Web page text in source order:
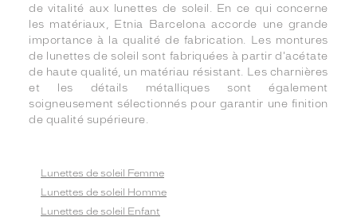
de vitalité aux lunettes de soleil. En ce qui concerne
les matériaux, Etnia Barcelona accorde une grande
importance à la qualité de fabrication. Les montures
de lunettes de soleil sont fabriquées à partir d'acétate
de haute qualité, un matériau résistant. Les charnières
et les détails métalliques sont également
soigneusement sélectionnés pour garantir une finition
de qualité supérieure.
Lunettes de soleil Femme
Lunettes de soleil Homme
Lunettes de soleil Enfant